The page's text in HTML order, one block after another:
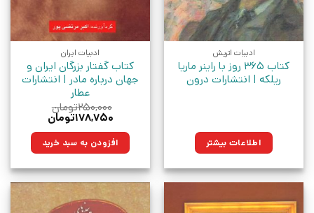
ادبیات اتریش
کتاب 365 روز با راینر ماریا
ریلکه | انتشارات درون
اطلاعات بیشتر
ادبیات ایران
کتاب گفتار بزرگان ایران و
جهان درباره مادر | انتشارات
عطار
۲۵۰,۰۰۰تومان
قیمت
۲۵۰,۰۰۰تومان
بود.
۱۷۸,۷۵۰تومان
۱۷۸,۷۵۰تومان.افزودن به سبد خرید